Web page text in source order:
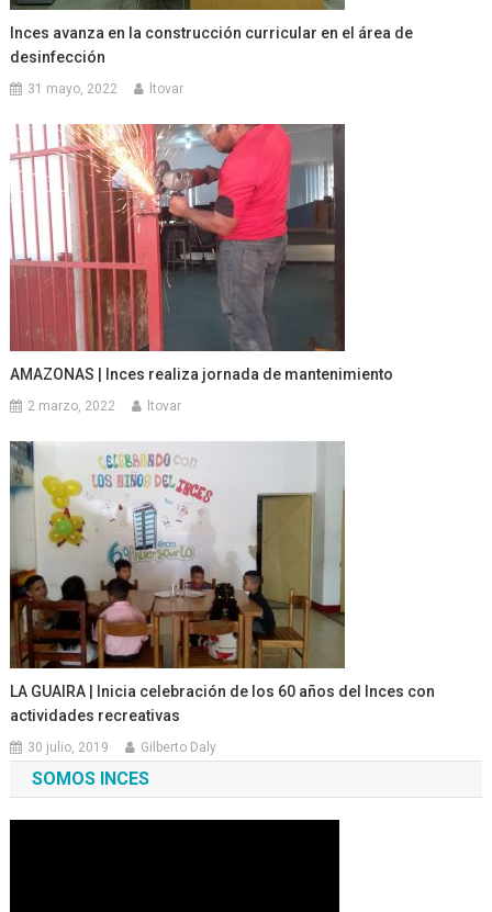
Inces avanza en la construcción curricular en el área de
desinfección
31 mayo, 2022 ltovar
AMAZONAS | Inces realiza jornada de mantenimiento
2 marzo, 2022 ltovar
LA GUAIRA | Inicia celebración de los 60 años del Inces con
actividades recreativas
30 julio, 2019 Gilberto Daly
SOMOS INCES